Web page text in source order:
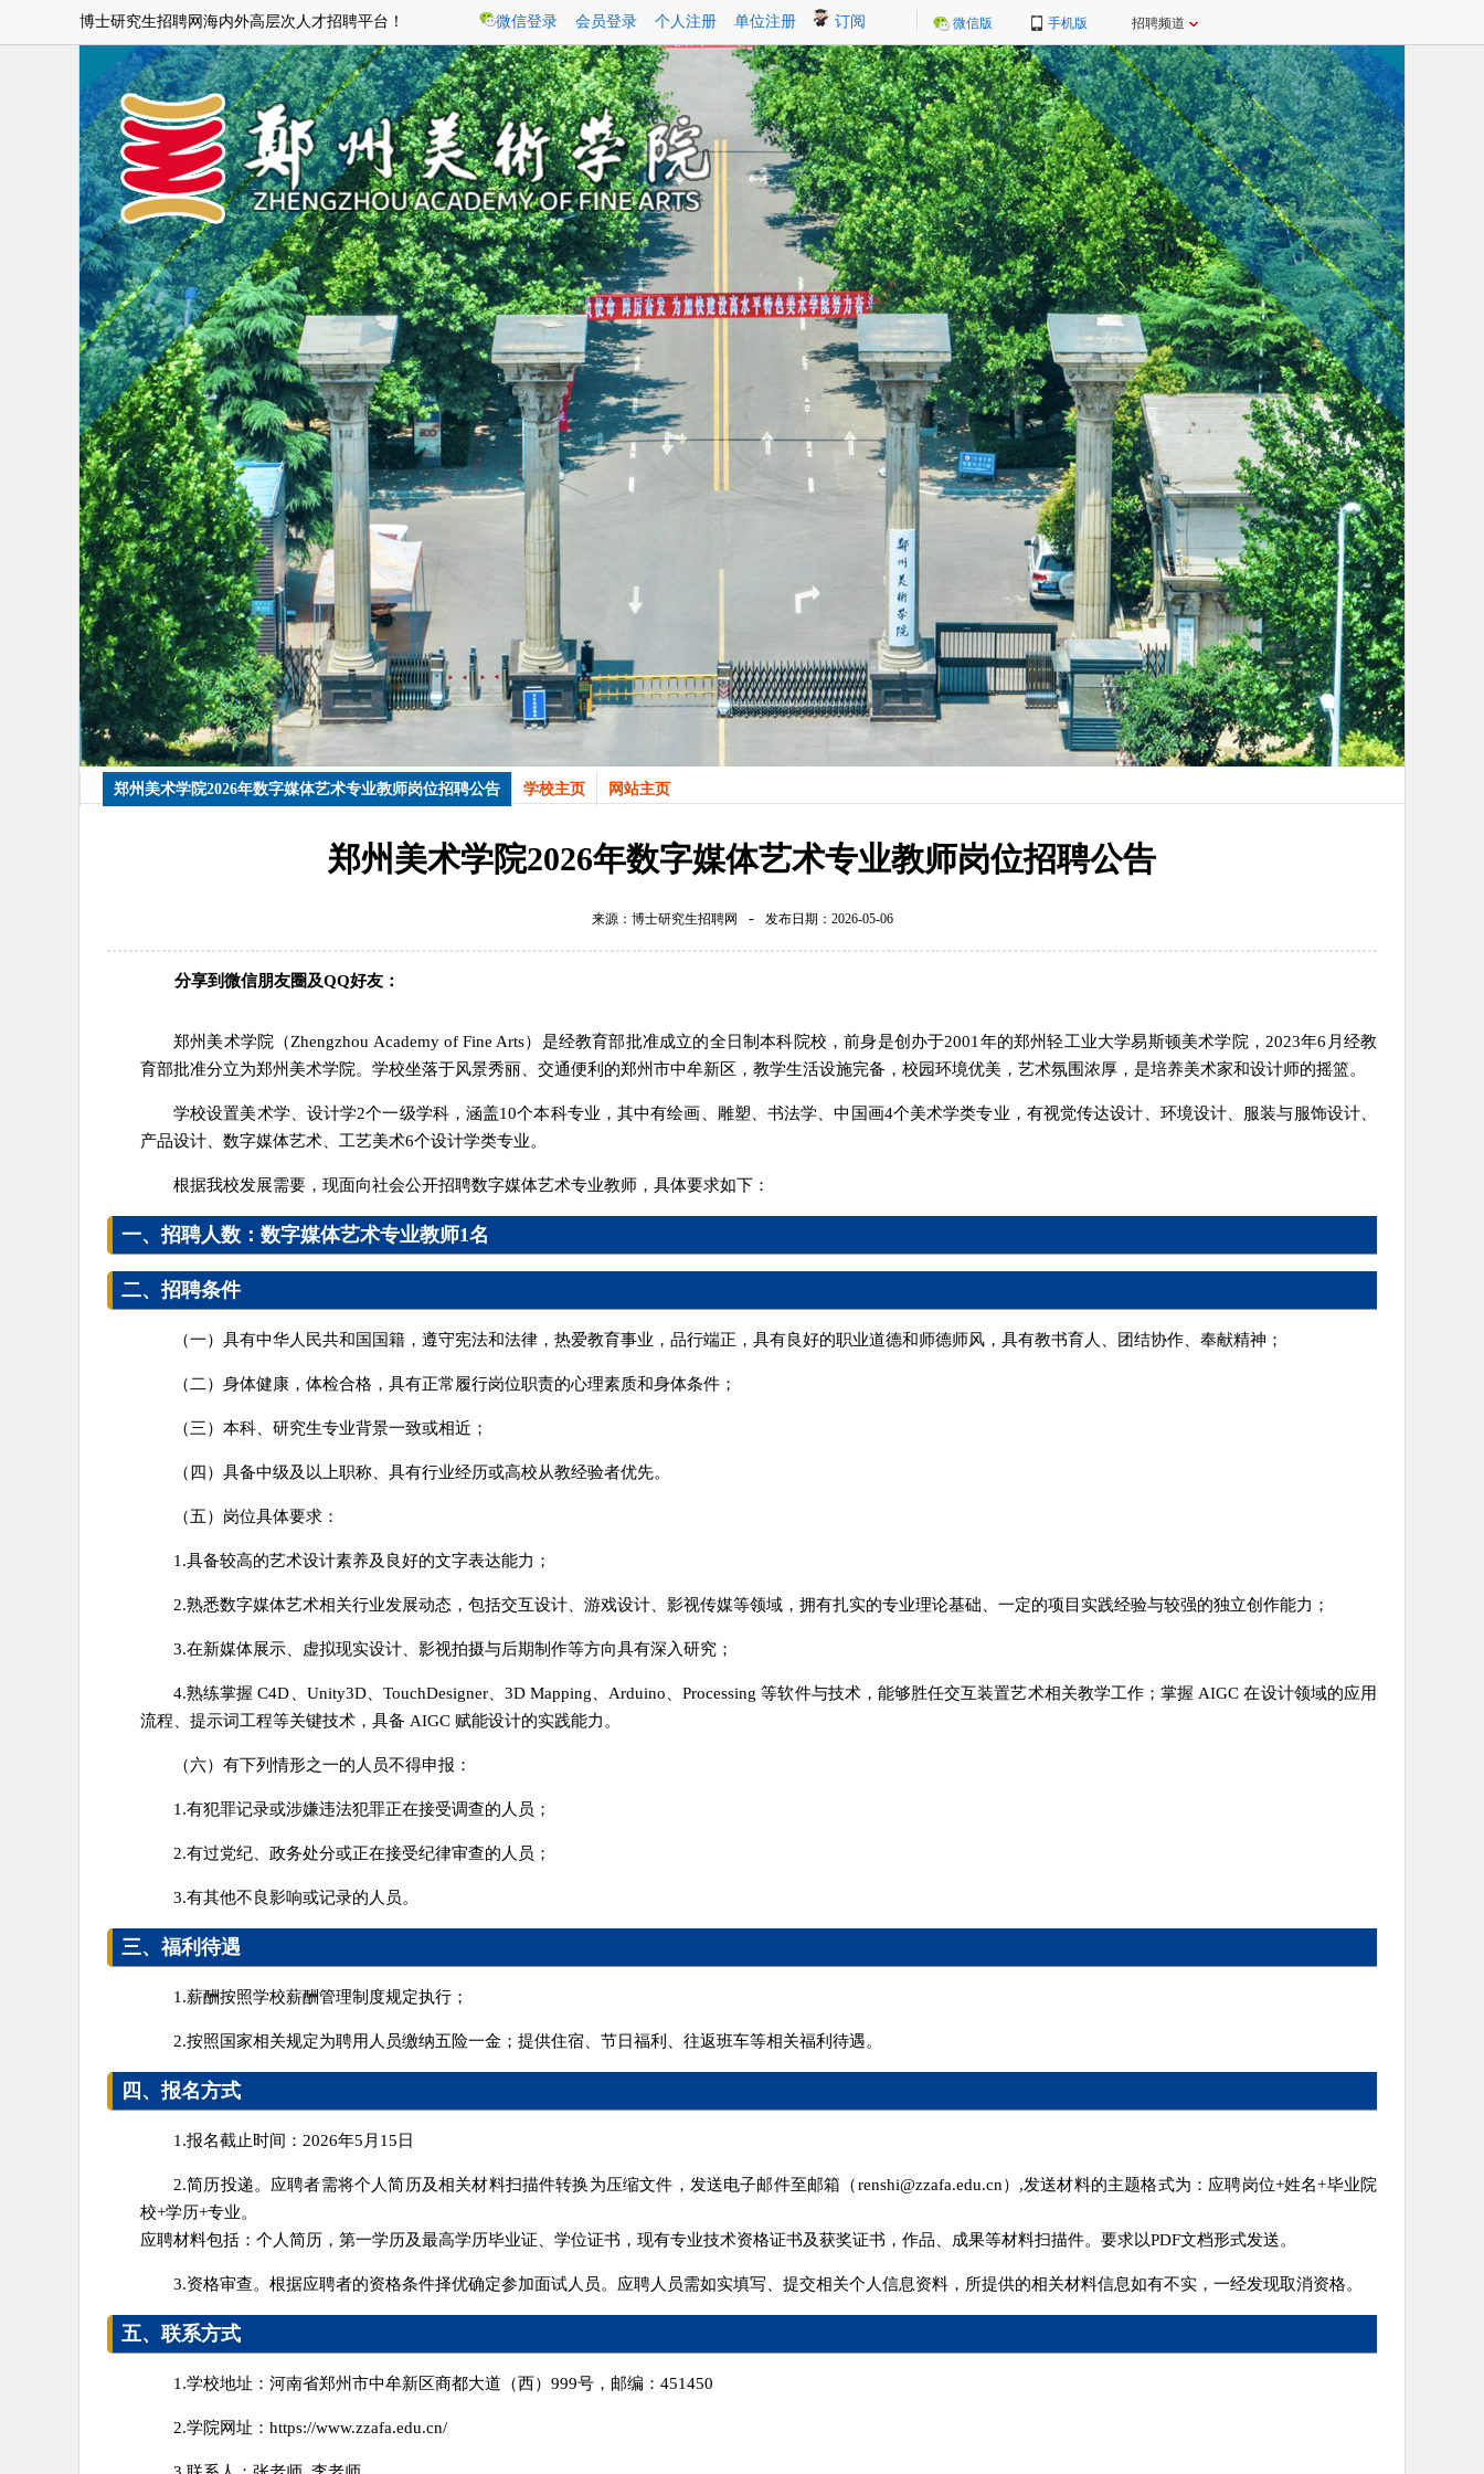
博士研究生招聘网海内外高层次人才招聘平台！ 微信登录 会员登录 个人注册 单位注册 订阅 招聘频道
手机版
微信版
郑州美术学院2026年数字媒体艺术专业教师岗位招聘公告 学校主页 网站主页
郑州美术学院2026年数字媒体艺术专业教师岗位招聘公告
来源：博士研究生招聘网 - 发布日期：2026-05-06
分享到微信朋友圈及QQ好友：
郑州美术学院（Zhengzhou Academy of Fine Arts）是经教育部批准成立的全日制本科院校，前身是创办于2001年的郑州轻工业大学易斯顿美术学院，2023年6月经教
育部批准分立为郑州美术学院。学校坐落于风景秀丽、交通便利的郑州市中牟新区，教学生活设施完备，校园环境优美，艺术氛围浓厚，是培养美术家和设计师的摇篮。
学校设置美术学、设计学2个一级学科，涵盖10个本科专业，其中有绘画、雕塑、书法学、中国画4个美术学类专业，有视觉传达设计、环境设计、服装与服饰设计、
产品设计、数字媒体艺术、工艺美术6个设计学类专业。
根据我校发展需要，现面向社会公开招聘数字媒体艺术专业教师，具体要求如下：
一、招聘人数：数字媒体艺术专业教师1名
二、招聘条件
（一）具有中华人民共和国国籍，遵守宪法和法律，热爱教育事业，品行端正，具有良好的职业道德和师德师风，具有教书育人、团结协作、奉献精神；
（二）身体健康，体检合格，具有正常履行岗位职责的心理素质和身体条件；
（三）本科、研究生专业背景一致或相近；
（四）具备中级及以上职称、具有行业经历或高校从教经验者优先。
（五）岗位具体要求：
1.具备较高的艺术设计素养及良好的文字表达能力；
2.熟悉数字媒体艺术相关行业发展动态，包括交互设计、游戏设计、影视传媒等领域，拥有扎实的专业理论基础、一定的项目实践经验与较强的独立创作能力；
3.在新媒体展示、虚拟现实设计、影视拍摄与后期制作等方向具有深入研究；
4.熟练掌握 C4D、Unity3D、TouchDesigner、3D Mapping、Arduino、Processing 等软件与技术，能够胜任交互装置艺术相关教学工作；掌握 AIGC 在设计领域的应用
流程、提示词工程等关键技术，具备 AIGC 赋能设计的实践能力。
（六）有下列情形之一的人员不得申报：
1.有犯罪记录或涉嫌违法犯罪正在接受调查的人员；
2.有过党纪、政务处分或正在接受纪律审查的人员；
3.有其他不良影响或记录的人员。
三、福利待遇
1.薪酬按照学校薪酬管理制度规定执行；
2.按照国家相关规定为聘用人员缴纳五险一金；提供住宿、节日福利、往返班车等相关福利待遇。
四、报名方式
1.报名截止时间：2026年5月15日
2.简历投递。应聘者需将个人简历及相关材料扫描件转换为压缩文件，发送电子邮件至邮箱（renshi@zzafa.edu.cn）,发送材料的主题格式为：应聘岗位+姓名+毕业院
校+学历+专业。
应聘材料包括：个人简历，第一学历及最高学历毕业证、学位证书，现有专业技术资格证书及获奖证书，作品、成果等材料扫描件。要求以PDF文档形式发送。
3.资格审查。根据应聘者的资格条件择优确定参加面试人员。应聘人员需如实填写、提交相关个人信息资料，所提供的相关材料信息如有不实，一经发现取消资格。
五、联系方式
1.学校地址：河南省郑州市中牟新区商都大道（西）999号，邮编：451450
2.学院网址：https://www.zzafa.edu.cn/